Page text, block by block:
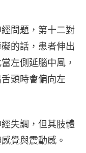
問題，第十二對
的話，患者伸出
左側延腦中風，
頭時會偏向左
失調，但其肢體
覺與震動感。